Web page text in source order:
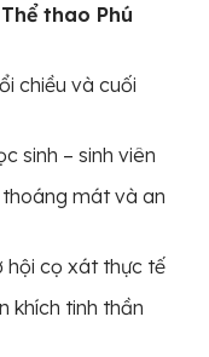
thao Phú
chiều và cuối
sinh – sinh viên
mát và an
hội cọ xát thực tế
khích tinh thần